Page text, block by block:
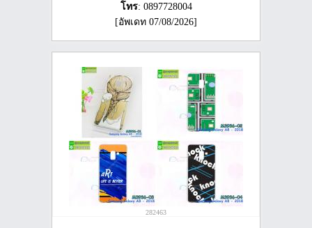
โทร: 0897728004
[อัพเดท 07/08/2026]
282463